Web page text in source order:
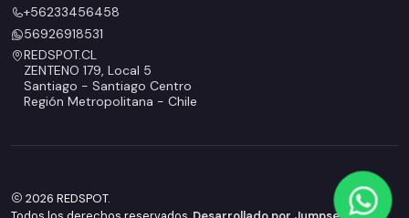
+56233456458
56926918531
REDSPOT.CL
ZENTENO 179, Local 5
Santiago - Santiago Centro
Región Metropolitana - Chile
2026 REDSPOT.